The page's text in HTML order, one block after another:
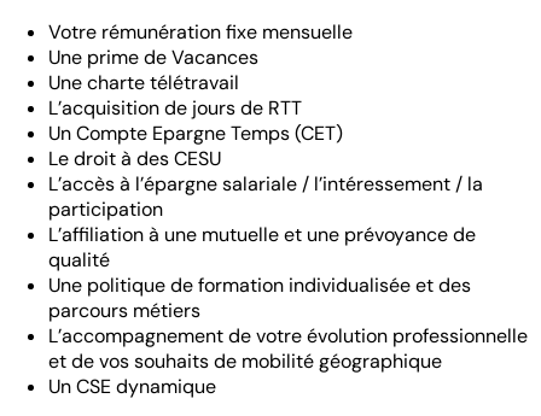
Votre rémunération fixe mensuelle
Une prime de Vacances
Une charte télétravail
L’acquisition de jours de RTT
Un Compte Epargne Temps (CET)
Le droit à des CESU
L’accès à l’épargne salariale / l’intéressement / la
participation
L’affiliation à une mutuelle et une prévoyance de
qualité
Une politique de formation individualisée et des
parcours métiers
L’accompagnement de votre évolution professionnelle
et de vos souhaits de mobilité géographique
Un CSE dynamique